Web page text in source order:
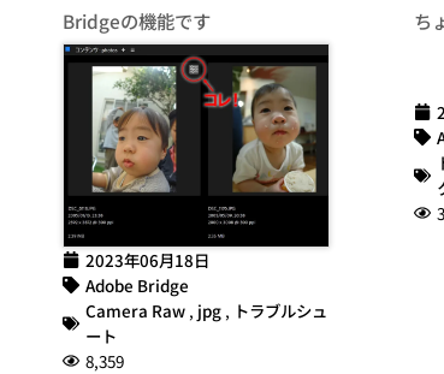
Bridgeの機能です
2023年06月18日
Adobe Bridge
Camera Raw, jpg, トラブルシュ
ート
8,359
ち